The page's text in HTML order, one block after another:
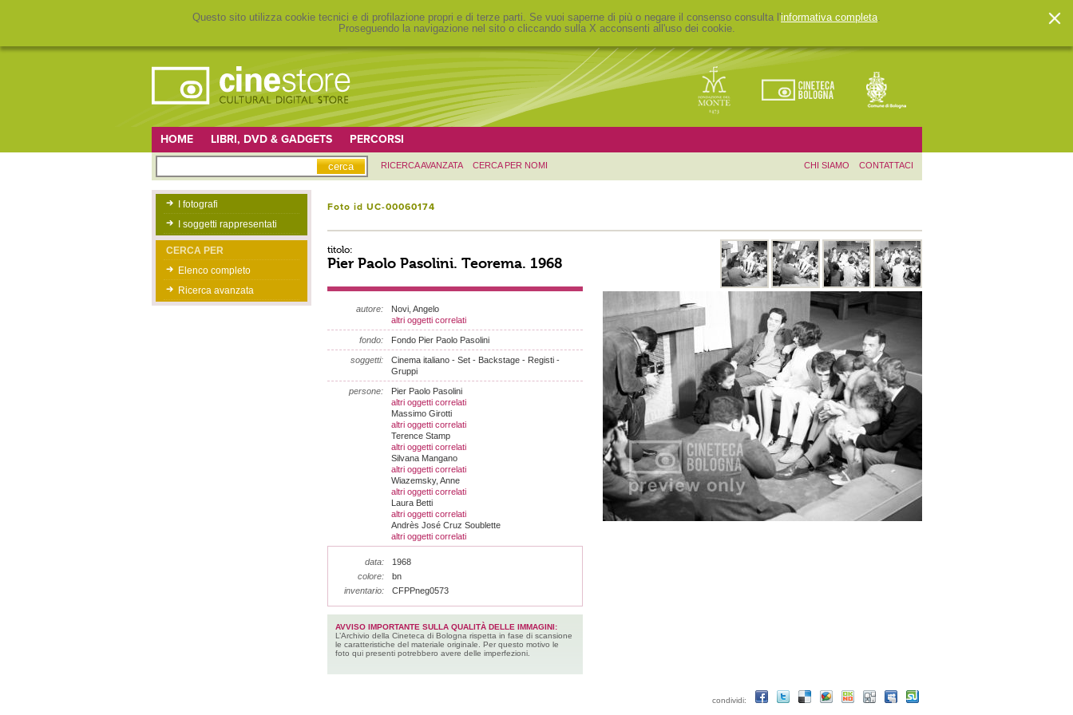
Questo sito utilizza cookie tecnici e di profilazione propri e di terze parti. Se vuoi saperne di più o negare il consenso consulta l'informativa completa.
Proseguendo la navigazione nel sito o cliccando sulla X acconsenti all'uso dei cookie.
HOME LIBRI, DVD & GADGETS PERCORSI
RICERCA AVANZATA CERCA PER NOMI CHI SIAMO CONTATTACI
I fotografi
I soggetti rappresentati
CERCA PER
Elenco completo
Ricerca avanzata
Foto id UC-00060174
titolo:
Pier Paolo Pasolini. Teorema. 1968
autore:
Novi, Angelo
altri oggetti correlati
fondo: Fondo Pier Paolo Pasolini
soggetti:
Cinema italiano - Set - Backstage - Registi -
Gruppi
persone:
Pier Paolo Pasolini
altri oggetti correlati
Massimo Girotti
altri oggetti correlati
Terence Stamp
altri oggetti correlati
Silvana Mangano
altri oggetti correlati
Wiazemsky, Anne
altri oggetti correlati
Laura Betti
altri oggetti correlati
Andrès José Cruz Soublette
altri oggetti correlati
data:
1968
colore:
bn
inventario:
CFPPneg0573
AVVISO IMPORTANTE SULLA QUALITÀ DELLE IMMAGINI:
L’Archivio della Cineteca di Bologna rispetta in fase di scansione
le caratteristiche del materiale originale. Per questo motivo le
foto qui presenti potrebbero avere delle imperfezioni.
condividi: